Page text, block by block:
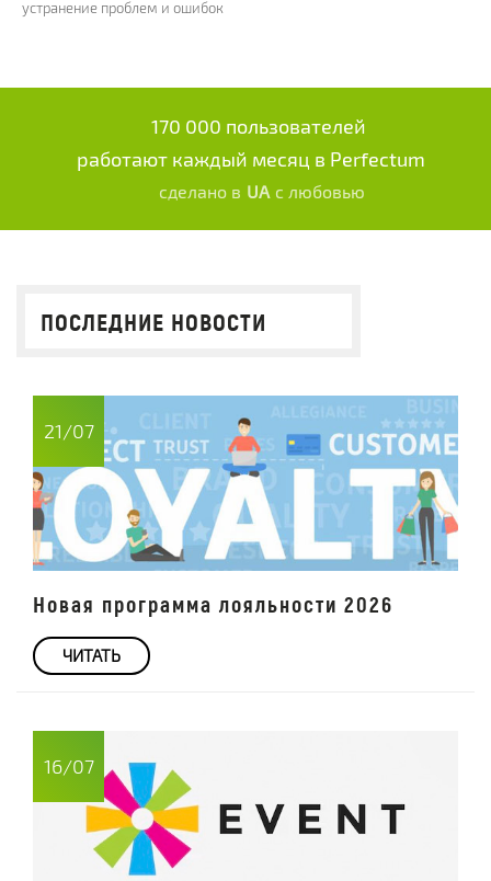
устранение проблем и ошибок
170 000 пользователей
работают каждый месяц в Perfectum
сделано в UA с любовью
ПОСЛЕДНИЕ НОВОСТИ
21/07
Новая программа лояльности 2026
ЧИТАТЬ
16/07